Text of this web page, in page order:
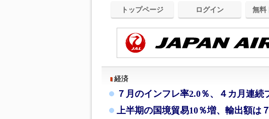
トップページ ログイン 無料
経済
７月のインフレ率2.0％、４カ月連続
上半期の国境貿易10％増、輸出額は